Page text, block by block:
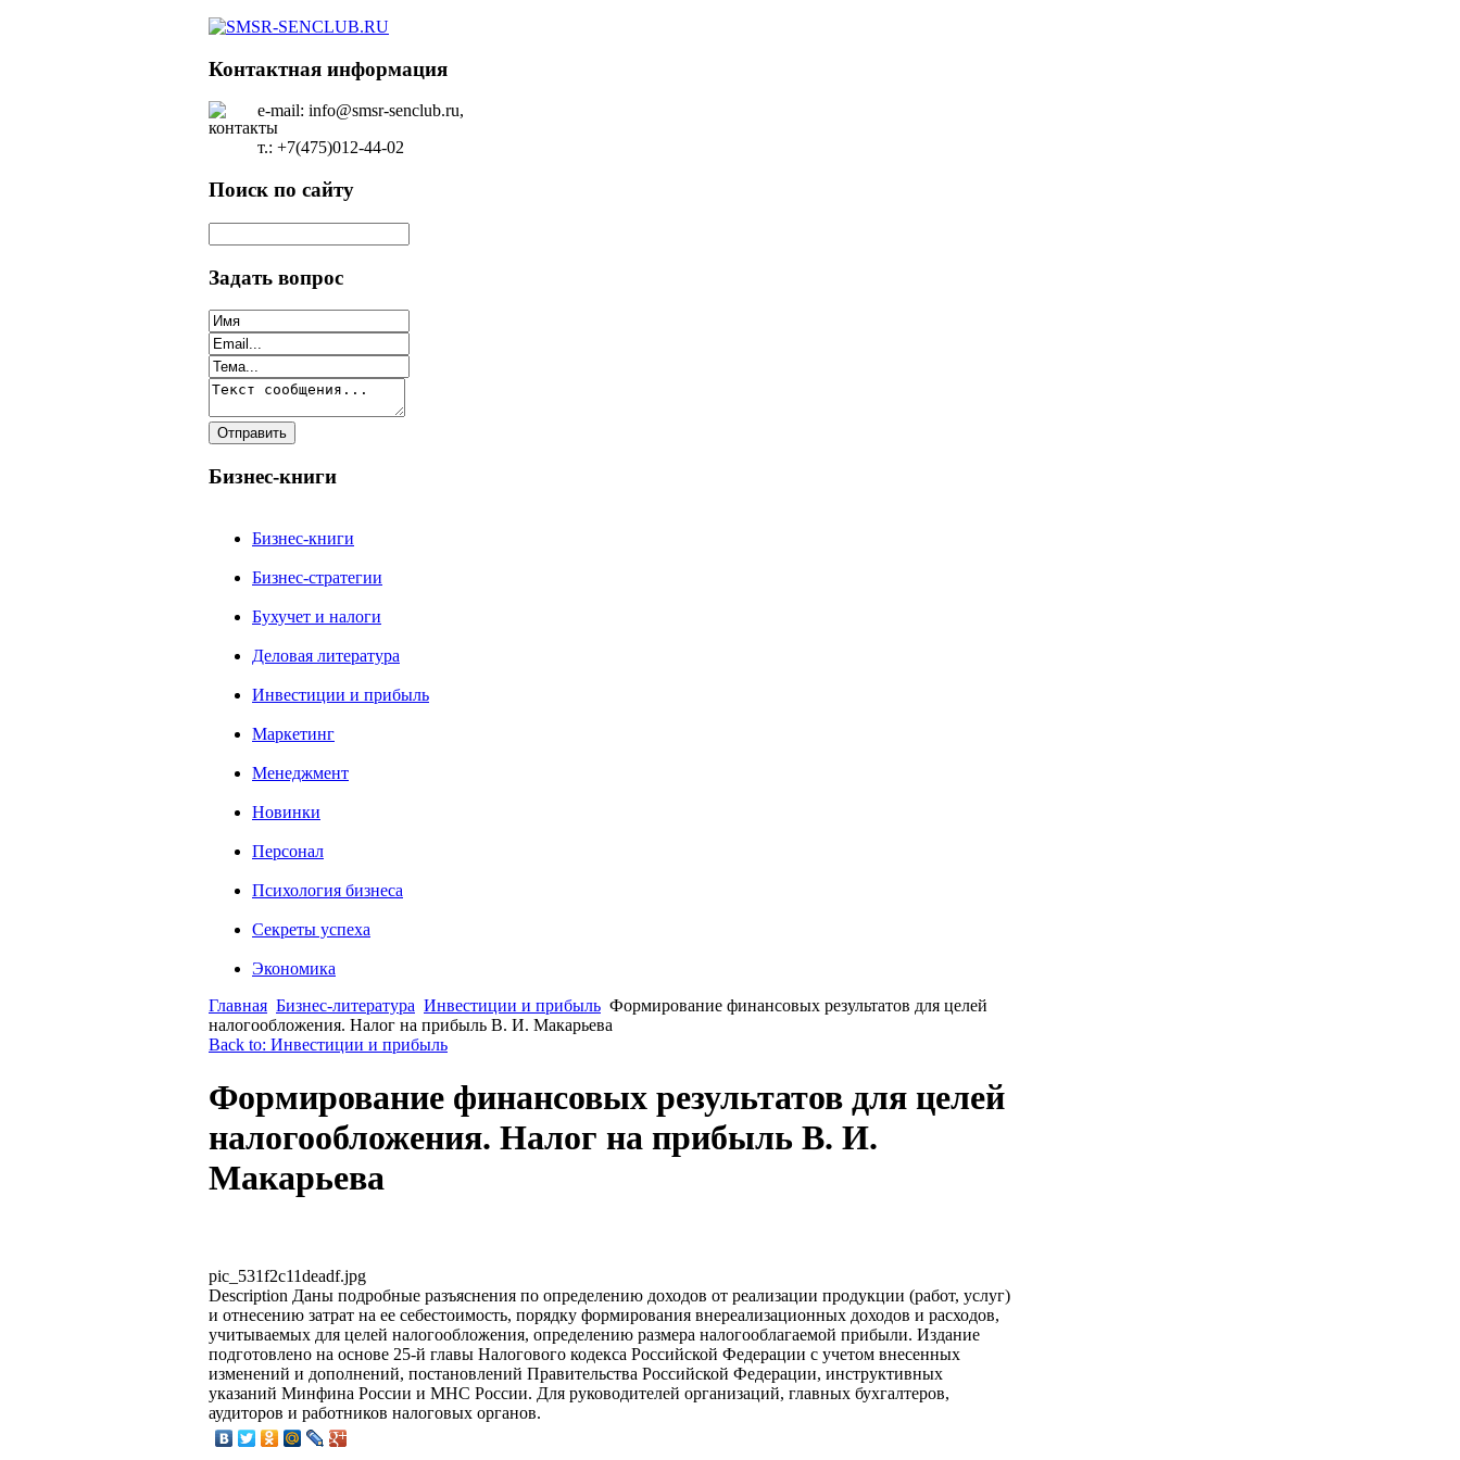
Контактная информация
e-mail: info@smsr-senclub.ru,
т.: +7(475)012-44-02
Поиск по сайту
Задать вопрос
Бизнес-книги
Бизнес-книги
Бизнес-стратегии
Бухучет и налоги
Деловая литература
Инвестиции и прибыль
Маркетинг
Менеджмент
Новинки
Персонал
Психология бизнеса
Секреты успеха
Экономика
Главная Бизнес-литература Инвестиции и прибыль Формирование финансовых результатов для целей
налогообложения. Налог на прибыль В. И. Макарьева
Back to: Инвестиции и прибыль
Формирование финансовых результатов для целей
налогообложения. Налог на прибыль В. И.
Макарьева
pic_531f2c11deadf.jpg
Description Даны подробные разъяснения по определению доходов от реализации продукции (работ, услуг)
и отнесению затрат на ее себестоимость, порядку формирования внереализационных доходов и расходов,
учитываемых для целей налогообложения, определению размера налогооблагаемой прибыли. Издание
подготовлено на основе 25-й главы Налогового кодекса Российской Федерации с учетом внесенных
изменений и дополнений, постановлений Правительства Российской Федерации, инструктивных
указаний Минфина России и МНС России. Для руководителей организаций, главных бухгалтеров,
аудиторов и работников налоговых органов.